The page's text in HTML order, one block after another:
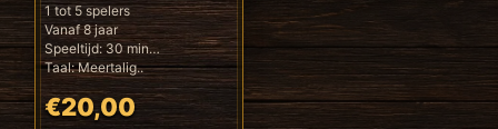
1 tot 5 spelers
Vanaf 8 jaar
Speeltijd: 30 min
Taal: Meertalig..
€20,00